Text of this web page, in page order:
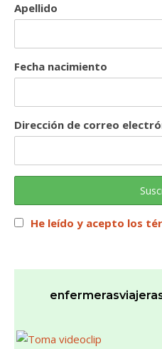
Apellido
Fecha nacimiento
Dirección de correo
He leído y acepto los